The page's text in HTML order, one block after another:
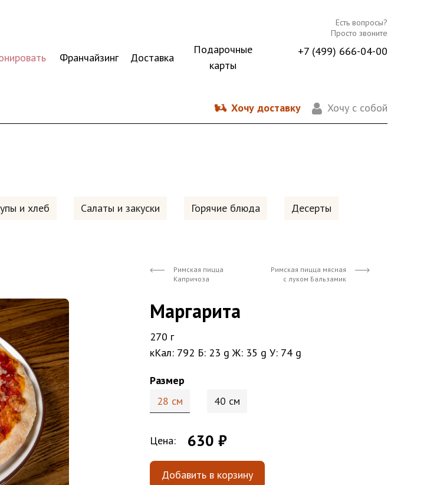
Франчайзинг Доставка
Подарочные
карты
Есть вопросы?
Просто звоните
+7 (499) 666-04-00
Хочу доставку Хочу с собой
и хлеб Салаты и закуски Горячие блюда Десерты
Римская пицца
Капричоза
Римская пицца мясная
с луком Бальзамик
Маргарита
270 г
кКал: 792 Б: 23 g Ж: 35 g У: 74 g
Размер
28 см
40 см
Цена: 630 ₽
Добавить в корзину